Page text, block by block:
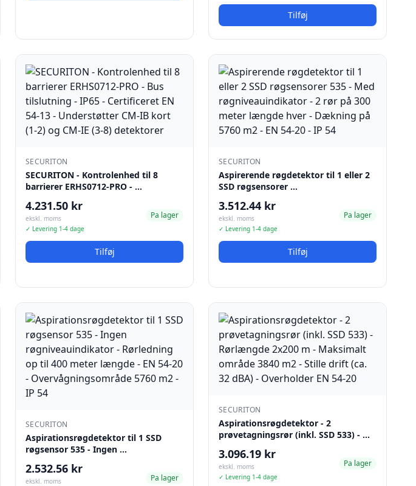
Tilføj
SECURITON
SECURITON - Kontrolenhed til 8
barrierer ERHS0712-PRO - …
4.231.50 kr
ekskl. moms
✓ Levering 1-4 dage
Pa lager
Tilføj
SECURITON
Aspirerende røgdetektor til 1 eller 2
SSD røgsensorer …
3.512.44 kr
ekskl. moms
✓ Levering 1-4 dage
Pa lager
Tilføj
SECURITON
Aspirationsrøgdetektor til 1 SSD
røgsensor 535 - Ingen …
2.532.56 kr
ekskl. moms
Pa lager
SECURITON
Aspirationsrøgdetektor - 2
prøvetagningsrør (inkl. SSD 533) - …
3.096.19 kr
ekskl. moms
✓ Levering 1-4 dage
Pa lager